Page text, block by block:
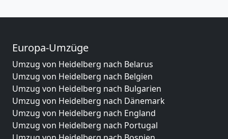
Europa-Umzüge
Umzug von Heidelberg nach Belarus
Umzug von Heidelberg nach Belgien
Umzug von Heidelberg nach Bulgarien
Umzug von Heidelberg nach Dänemark
Umzug von Heidelberg nach England
Umzug von Heidelberg nach Portugal